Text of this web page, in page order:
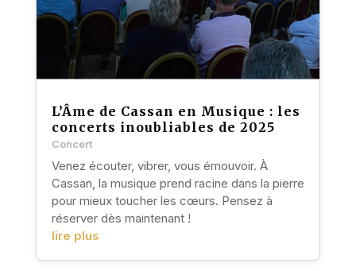
L’Âme de Cassan en Musique : les
concerts inoubliables de 2025
Concert
Venez écouter, vibrer, vous émouvoir. À
Cassan, la musique prend racine dans la pierre
pour mieux toucher les cœurs. Pensez à
réserver dès maintenant !
lire plus